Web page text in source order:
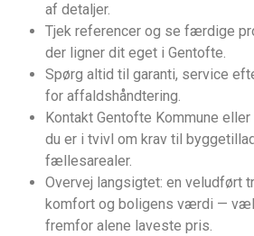
af detaljer.
Tjek referencer og se færdige
der ligner dit eget i Gentofte.
Spørg altid til garanti, service
for affaldshåndtering.
Kontakt Gentofte Kommune
du er i tvivl om krav til
fællesarealer.
Overvej langsigtet: en veludført
komfort og boligens værdi —
fremfor alene laveste pris.